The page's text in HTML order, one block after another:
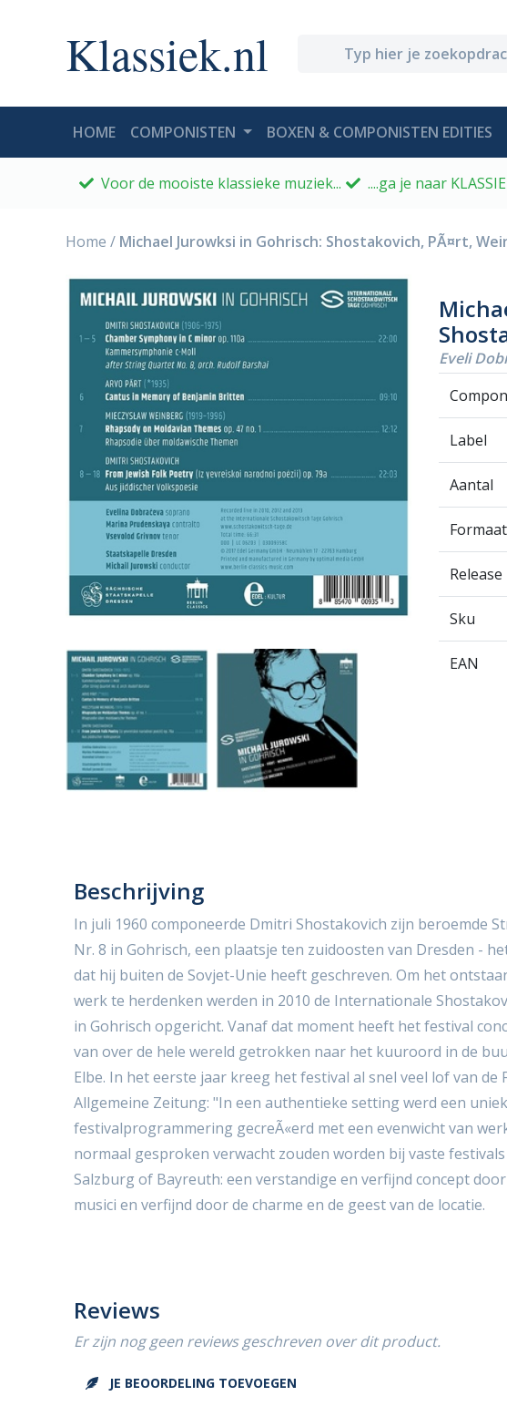
Klassiek.nl
HOME(CURRENT)
COMPONISTEN BOXEN & COMPONISTEN EDITIES
Voor de mooiste klassieke muziek... ....ga je naar
Home / Michael Jurowksi in Gohrisch: Shostakovich, PÃ¤rt,
Eveli
Label
Aantal
Formaat
Release
Sku
EAN
Beschrijving
In juli 1960 componeerde Dmitri Shostakovich zijn beroemde
Nr. 8 in Gohrisch, een plaatsje ten zuidoosten van Dresden -
dat hij buiten de Sovjet-Unie heeft geschreven. Om het
werk te herdenken werden in 2010 de Internationale
in Gohrisch opgericht. Vanaf dat moment heeft het festival
van over de hele wereld getrokken naar het kuuroord in de
Elbe. In het eerste jaar kreeg het festival al snel veel lof van
Allgemeine Zeitung: "In een authentieke setting werd een
festivalprogrammering gecreÃ«erd met een evenwicht van
normaal gesproken verwacht zouden worden bij vaste
Salzburg of Bayreuth: een verstandige en verfijnd concept
musici en verfijnd door de charme en de geest van de locatie.
Reviews
Er zijn nog geen reviews geschreven over dit product.
JE BEOORDELING TOEVOEGEN